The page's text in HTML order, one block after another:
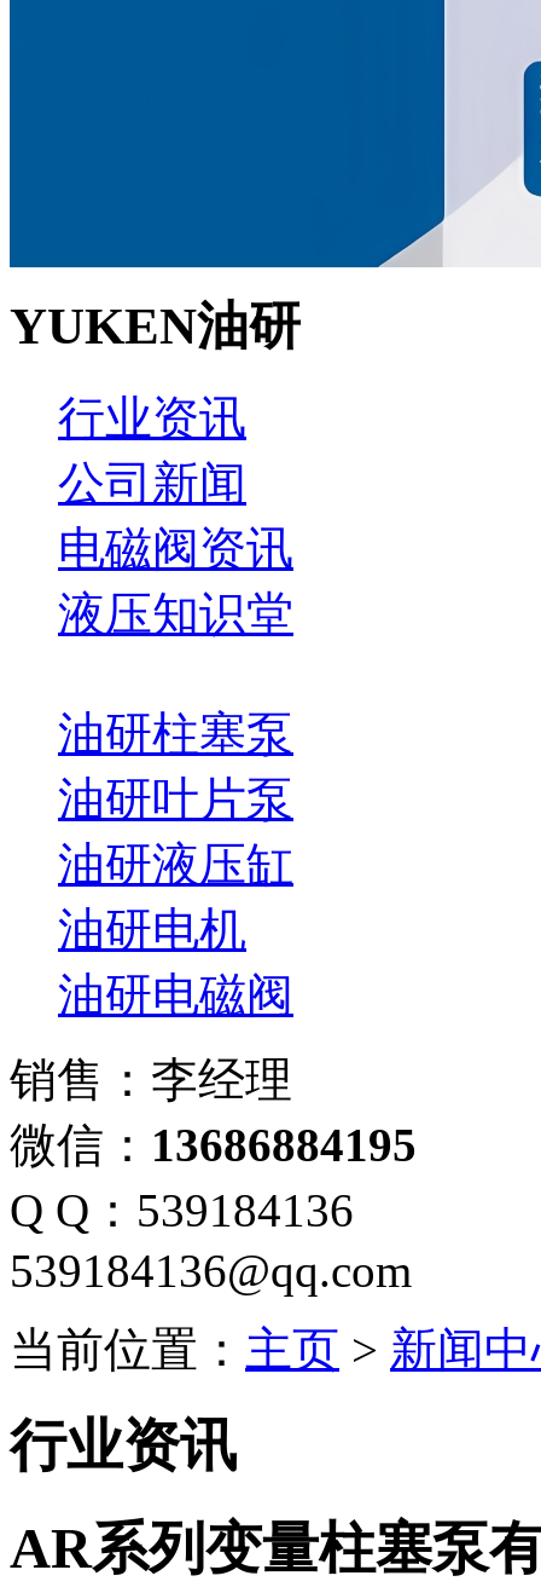
YUKEN油研
行业资讯
公司新闻
电磁阀资讯
液压知识堂
油研柱塞泵
油研叶片泵
油研液压缸
油研电机
油研电磁阀
销售：李经理
微信： 13686884195
Q Q：539184136
539184136@qq.com
当前位置： 主页 > 新闻
行业资讯
AR系列变量柱塞泵